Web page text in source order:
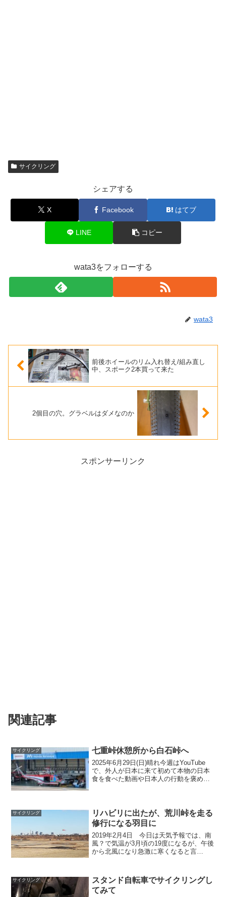
サイクリング
シェアする
X Facebook はてブ
LINE コピー
wata3をフォローする
wata3
前後ホイールのリム入れ替え/組み直し
中、スポーク2本買って来た
2個目の穴。グラベルはダメなのか
スポンサーリンク
関連記事
サイクリング 七重峠休憩所から白石峠へ
2025年6月29日(日)晴れ今週はYouTube
で、外人が日本に来て初めて本物の日本
食を食べた動画や日本人の行動を褒めて
言って...
サイクリング
リハビリに出たが、荒川峠を走る
修行になる羽目に
2019年2月4日 今日は天気予報では、南
風？で気温が3月頃の19度になるが、午後
から北風になり急激に寒くなると言
が、更に前傾姿勢になるロードバイクで
も痛くならないか...
サイクリング
スタンド自転車でサイクリングし
てみて